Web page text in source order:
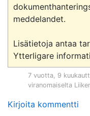
meddelandet.
Lisätietoja antaa
7 vuotta, 9
viranomaiselta
Kirjoita kommentti